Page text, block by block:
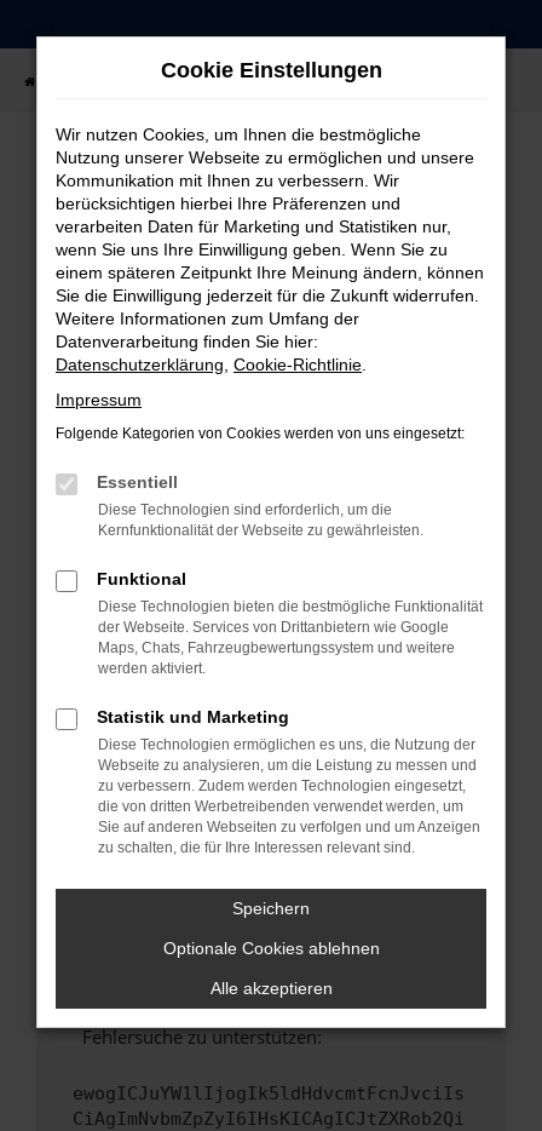
Zum
springen
Fahrzeugangebote Fahrzeug-Showroom
FEHLER: NETWORK ERROR
Beim Laden ist ein Fehler aufgetreten.
Hier sind ein paar Tipps, die dir helfen können:
Überprüfe deine Firewall und deine
Internetverbindung.
Suchmaschine?
Manche Erweiterungen, wie Werbeblocker,
können das Laden bestimmter Seiten
verhindern. Funktioniert die Seite in einem
Fenster?
Starte dein Gerät neu.
Das kann manchmal helfen, vorübergehende
Probleme zu beheben.
Stelle sicher, dass dein Browser und dein
Betriebssystem auf dem neuesten Stand
sind.
Veraltete Software birgt nicht nur ein
Sicherheitsrisiko, sondern kann auch dazu
führen, dass bestimmte Funktionen nicht mehr
Wende dich an den Webseitenbetreiber.
hast, kontaktiere uns bitte. Wir werden
versuchen, das Problem zu beheben. Du kannst
uns diesen Text schicken, um uns bei der
Fehlersuche zu unterstützen:
ewogICJuYW1lIjogIk5ldHdvcmtFcnJvciIs
CiAgImNvbmZpZyI6IHsKICAgICJtZXRob2Qi
Cookie Einstellungen
Wir nutzen Cookies, um Ihnen die bestmögliche
Nutzung unserer Webseite zu ermöglichen und unsere
Kommunikation mit Ihnen zu verbessern. Wir
berücksichtigen hierbei Ihre Präferenzen und
verarbeiten Daten für Marketing und Statistiken nur,
wenn Sie uns Ihre Einwilligung geben. Wenn Sie zu
einem späteren Zeitpunkt Ihre Meinung ändern, können
Sie die Einwilligung jederzeit für die Zukunft widerrufen.
Weitere Informationen zum Umfang der
Datenverarbeitung finden Sie hier:
Datenschutzerklärung Cookie-Richtlinie
Impressum
Folgende Kategorien von Cookies werden von uns eingesetzt:
Essentiell
Diese Technologien sind erforderlich, um die
Kernfunktionalität der Webseite zu gewährleisten.
Funktional
Diese Technologien bieten die bestmögliche Funktionalität
der Webseite. Services von Drittanbietern wie Google
Maps, Chats, Fahrzeugbewertungssystem und weitere
werden aktiviert.
Statistik und Marketing
Diese Technologien ermöglichen es uns, die Nutzung der
Webseite zu analysieren, um die Leistung zu messen und
zu verbessern. Zudem werden Technologien eingesetzt,
die von dritten Werbetreibenden verwendet werden, um
Sie auf anderen Webseiten zu verfolgen und um Anzeigen
zu schalten, die für Ihre Interessen relevant sind.
Speichern
Optionale Cookies ablehnen
Alle akzeptieren